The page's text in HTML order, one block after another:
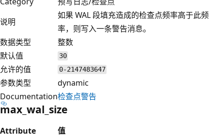
说明
如果 WAL 段填充造成的检查点频率高于此频
率，则写入一条警告消息。
数据类型
整数
默认值
30
允许的值 0-2147483647
参数类型
dynamic
Documentation检查点警告
max_wal_size
Attribute
值